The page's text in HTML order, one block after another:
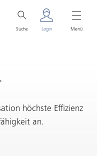
Suche Login Menü
höchste Effizienz
an.